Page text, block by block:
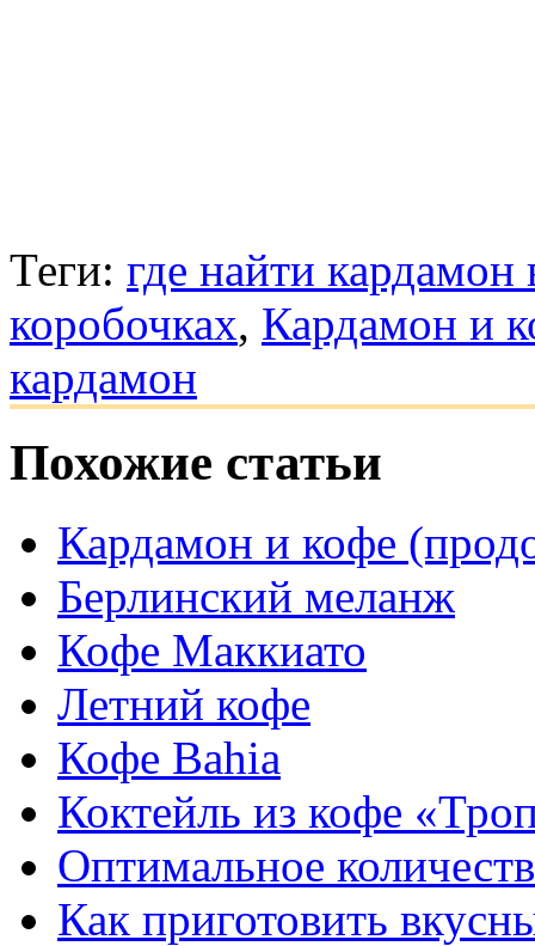
Теги: где найти кардамон
коробочках, Кардамон и
кардамон
Похожие статьи
Кардамон и кофе
Берлинский меланж
Кофе Маккиато
Летний кофе
Кофе Bahia
Коктейль из кофе
Оптимальное
Как приготовить